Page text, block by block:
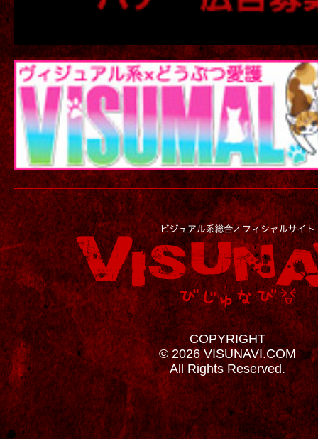
COPYRIGHT
© 2026 VISUNAVI.COM
All Rights Reserved.